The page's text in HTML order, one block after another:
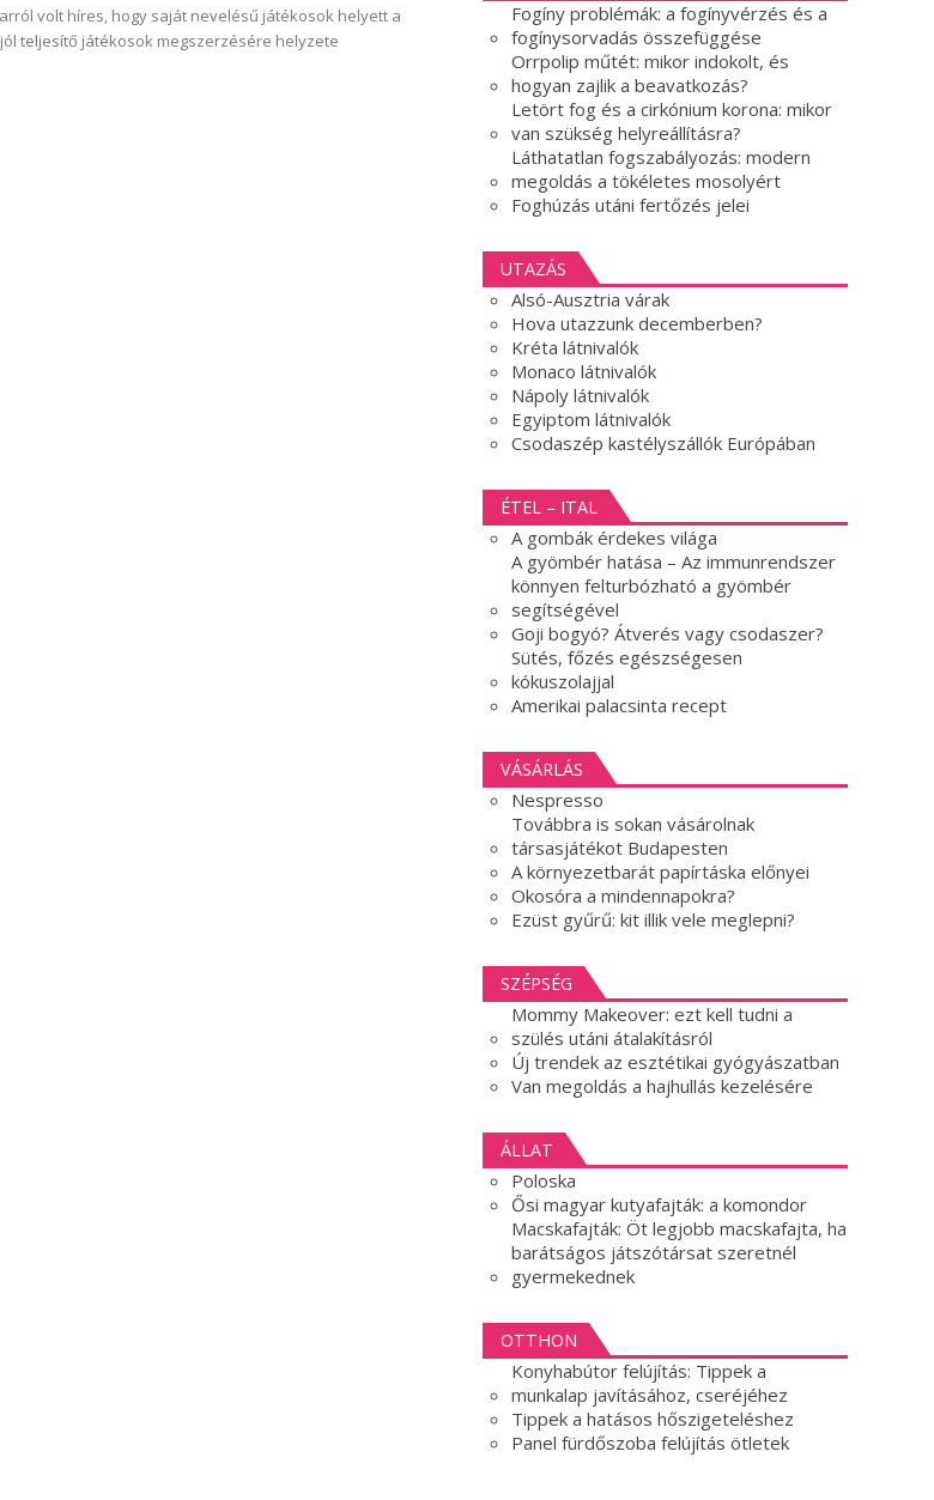
volt híres, hogy saját nevelésű játékosok helyett a
teljesítő játékosok megszerzésére helyzete
Fogíny problémák: a fogínyvérzés és a
fogínysorvadás összefüggése
Orrpolip műtét: mikor indokolt, és
hogyan zajlik a beavatkozás?
Letört fog és a cirkónium korona: mikor
van szükség helyreállításra?
Láthatatlan fogszabályozás: modern
megoldás a tökéletes mosolyért
Foghúzás utáni fertőzés jelei
UTAZÁS
Alsó-Ausztria várak
Hova utazzunk decemberben?
Kréta látnivalók
Monaco látnivalók
Nápoly látnivalók
Egyiptom látnivalók
Csodaszép kastélyszállók Európában
ÉTEL – ITAL
A gombák érdekes világa
A gyömbér hatása – Az immunrendszer
könnyen felturbózható a gyömbér
segítségével
Goji bogyó? Átverés vagy csodaszer?
Sütés, főzés egészségesen
kókuszolajjal
Amerikai palacsinta recept
VÁSÁRLÁS
Nespresso
Továbbra is sokan vásárolnak
társasjátékot Budapesten
A környezetbarát papírtáska előnyei
Okosóra a mindennapokra?
Ezüst gyűrű: kit illik vele meglepni?
SZÉPSÉG
Mommy Makeover: ezt kell tudni a
szülés utáni átalakításról
Új trendek az esztétikai gyógyászatban
Van megoldás a hajhullás kezelésére
ÁLLAT
Poloska
Ősi magyar kutyafajták: a komondor
Macskafajták: Öt legjobb macskafajta, ha
barátságos játszótársat szeretnél
gyermekednek
OTTHON
Konyhabútor felújítás: Tippek a
munkalap javításához, cseréjéhez
Tippek a hatásos hőszigeteléshez
Panel fürdőszoba felújítás ötletek